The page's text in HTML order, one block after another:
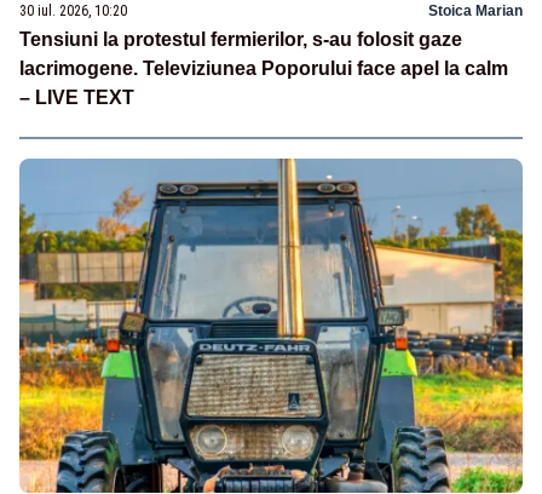
30 iul. 2026, 10:20 Stoica Marian
Tensiuni la protestul fermierilor, s-au folosit gaze
lacrimogene. Televiziunea Poporului face apel la calm
– LIVE TEXT